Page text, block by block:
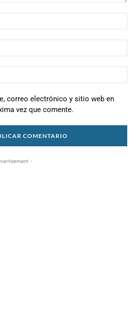
correo electrónico y sitio web en
vez que comente.
-